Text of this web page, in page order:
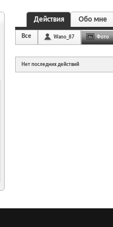
Действия Обо мне
Все Wano_87 Фото
Нет последних действий